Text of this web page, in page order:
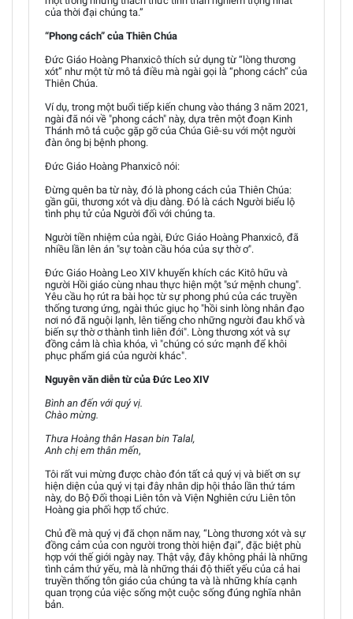
của thời đại chúng ta.”
“Phong cách” của Thiên Chúa
Đức Giáo Hoàng Phanxicô thích sử dụng từ “lòng thương
xót” như một từ mô tả điều mà ngài gọi là “phong cách” của
Thiên Chúa.
Ví dụ, trong một buổi tiếp kiến chung vào tháng 3 năm 2021,
ngài đã nói về "phong cách" này, dựa trên một đoạn Kinh
Thánh mô tả cuộc gặp gỡ của Chúa Giê-su với một người
đàn ông bị bệnh phong.
Đức Giáo Hoàng Phanxicô nói:
Đừng quên ba từ này, đó là phong cách của Thiên Chúa:
gần gũi, thương xót và dịu dàng. Đó là cách Người biểu lộ
tình phụ tử của Người đối với chúng ta.
Người tiền nhiệm của ngài, Đức Giáo Hoàng Phanxicô, đã
nhiều lần lên án "sự toàn cầu hóa của sự thờ ơ".
Đức Giáo Hoàng Leo XIV khuyến khích các Kitô hữu và
người Hồi giáo cùng nhau thực hiện một "sứ mệnh chung".
Yêu cầu họ rút ra bài học từ sự phong phú của các truyền
thống tương ứng, ngài thúc giục họ "hồi sinh lòng nhân đạo
nơi nó đã nguội lạnh, lên tiếng cho những người đau khổ và
biến sự thờ ơ thành tình liên đới". Lòng thương xót và sự
đồng cảm là chìa khóa, vì "chúng có sức mạnh để khôi
phục phẩm giá của người khác".
Nguyên văn diễn từ của Đức Leo XIV
Bình an đến với quý vị.
Chào mừng.
Thưa Hoàng thân Hasan bin Talal,
Anh chị em thân mến,
Tôi rất vui mừng được chào đón tất cả quý vị và biết ơn sự
hiện diện của quý vị tại đây nhân dịp hội thảo lần thứ tám
này, do Bộ Đối thoại Liên tôn và Viện Nghiên cứu Liên tôn
Hoàng gia phối hợp tổ chức.
Chủ đề mà quý vị đã chọn năm nay, “Lòng thương xót và sự
đồng cảm của con người trong thời hiện đại”, đặc biệt phù
hợp với thế giới ngày nay. Thật vậy, đây không phải là những
tình cảm thứ yếu, mà là những thái độ thiết yếu của cả hai
truyền thống tôn giáo của chúng ta và là những khía cạnh
quan trọng của việc sống một cuộc sống đúng nghĩa nhân
bản.